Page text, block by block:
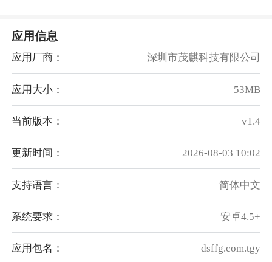
应用信息
应用厂商： 深圳市茂麒科技有限公司
应用大小： 53MB
当前版本： v1.4
更新时间： 2026-08-03 10:02
支持语言： 简体中文
系统要求： 安卓4.5+
应用包名： dsffg.com.tgy